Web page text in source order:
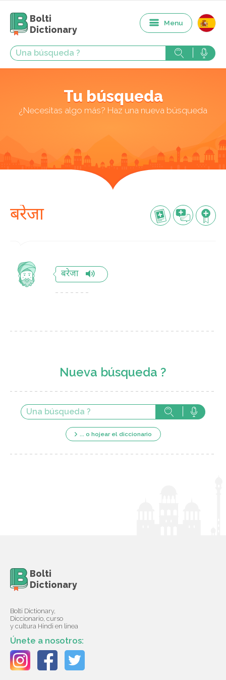
Bolti
Dictionary
Menu
Tu búsqueda
¿Necesitas algo más? Haz una nueva búsqueda
बरेजा
बरेजा
Nueva búsqueda ?
... o hojear el diccionario
Bolti
Dictionary
Bolti Dictionary,
Diccionario, curso
y cultura Hindi en línea
Únete a nosotros: